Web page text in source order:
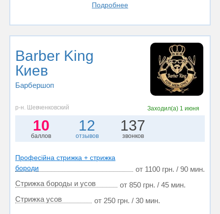
Подробнее
Barber King
Киев
Барбершоп
р-н. Шевченковский Заходил(а) 1 июня
10
баллов
12
отзывов
137
звонков
Професійна стрижка + стрижка
бороди
от 1100 грн. / 90 мин.
Стрижка бороды и усов
от 850 грн. / 45 мин.
Стрижка усов
от 250 грн. / 30 мин.